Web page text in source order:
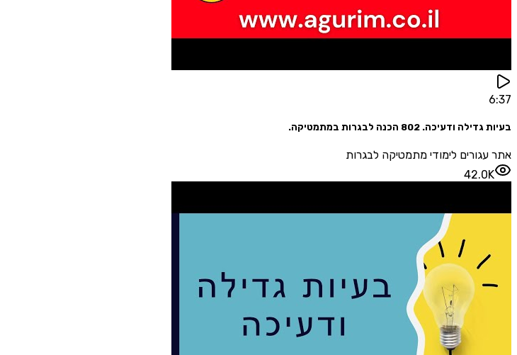
6:37
בעיות גדילה ודעיכה. 802 הכנה לבגרות במתמטיקה.
אתר עגורים לימודי מתמטיקה לבגרות
42.0K